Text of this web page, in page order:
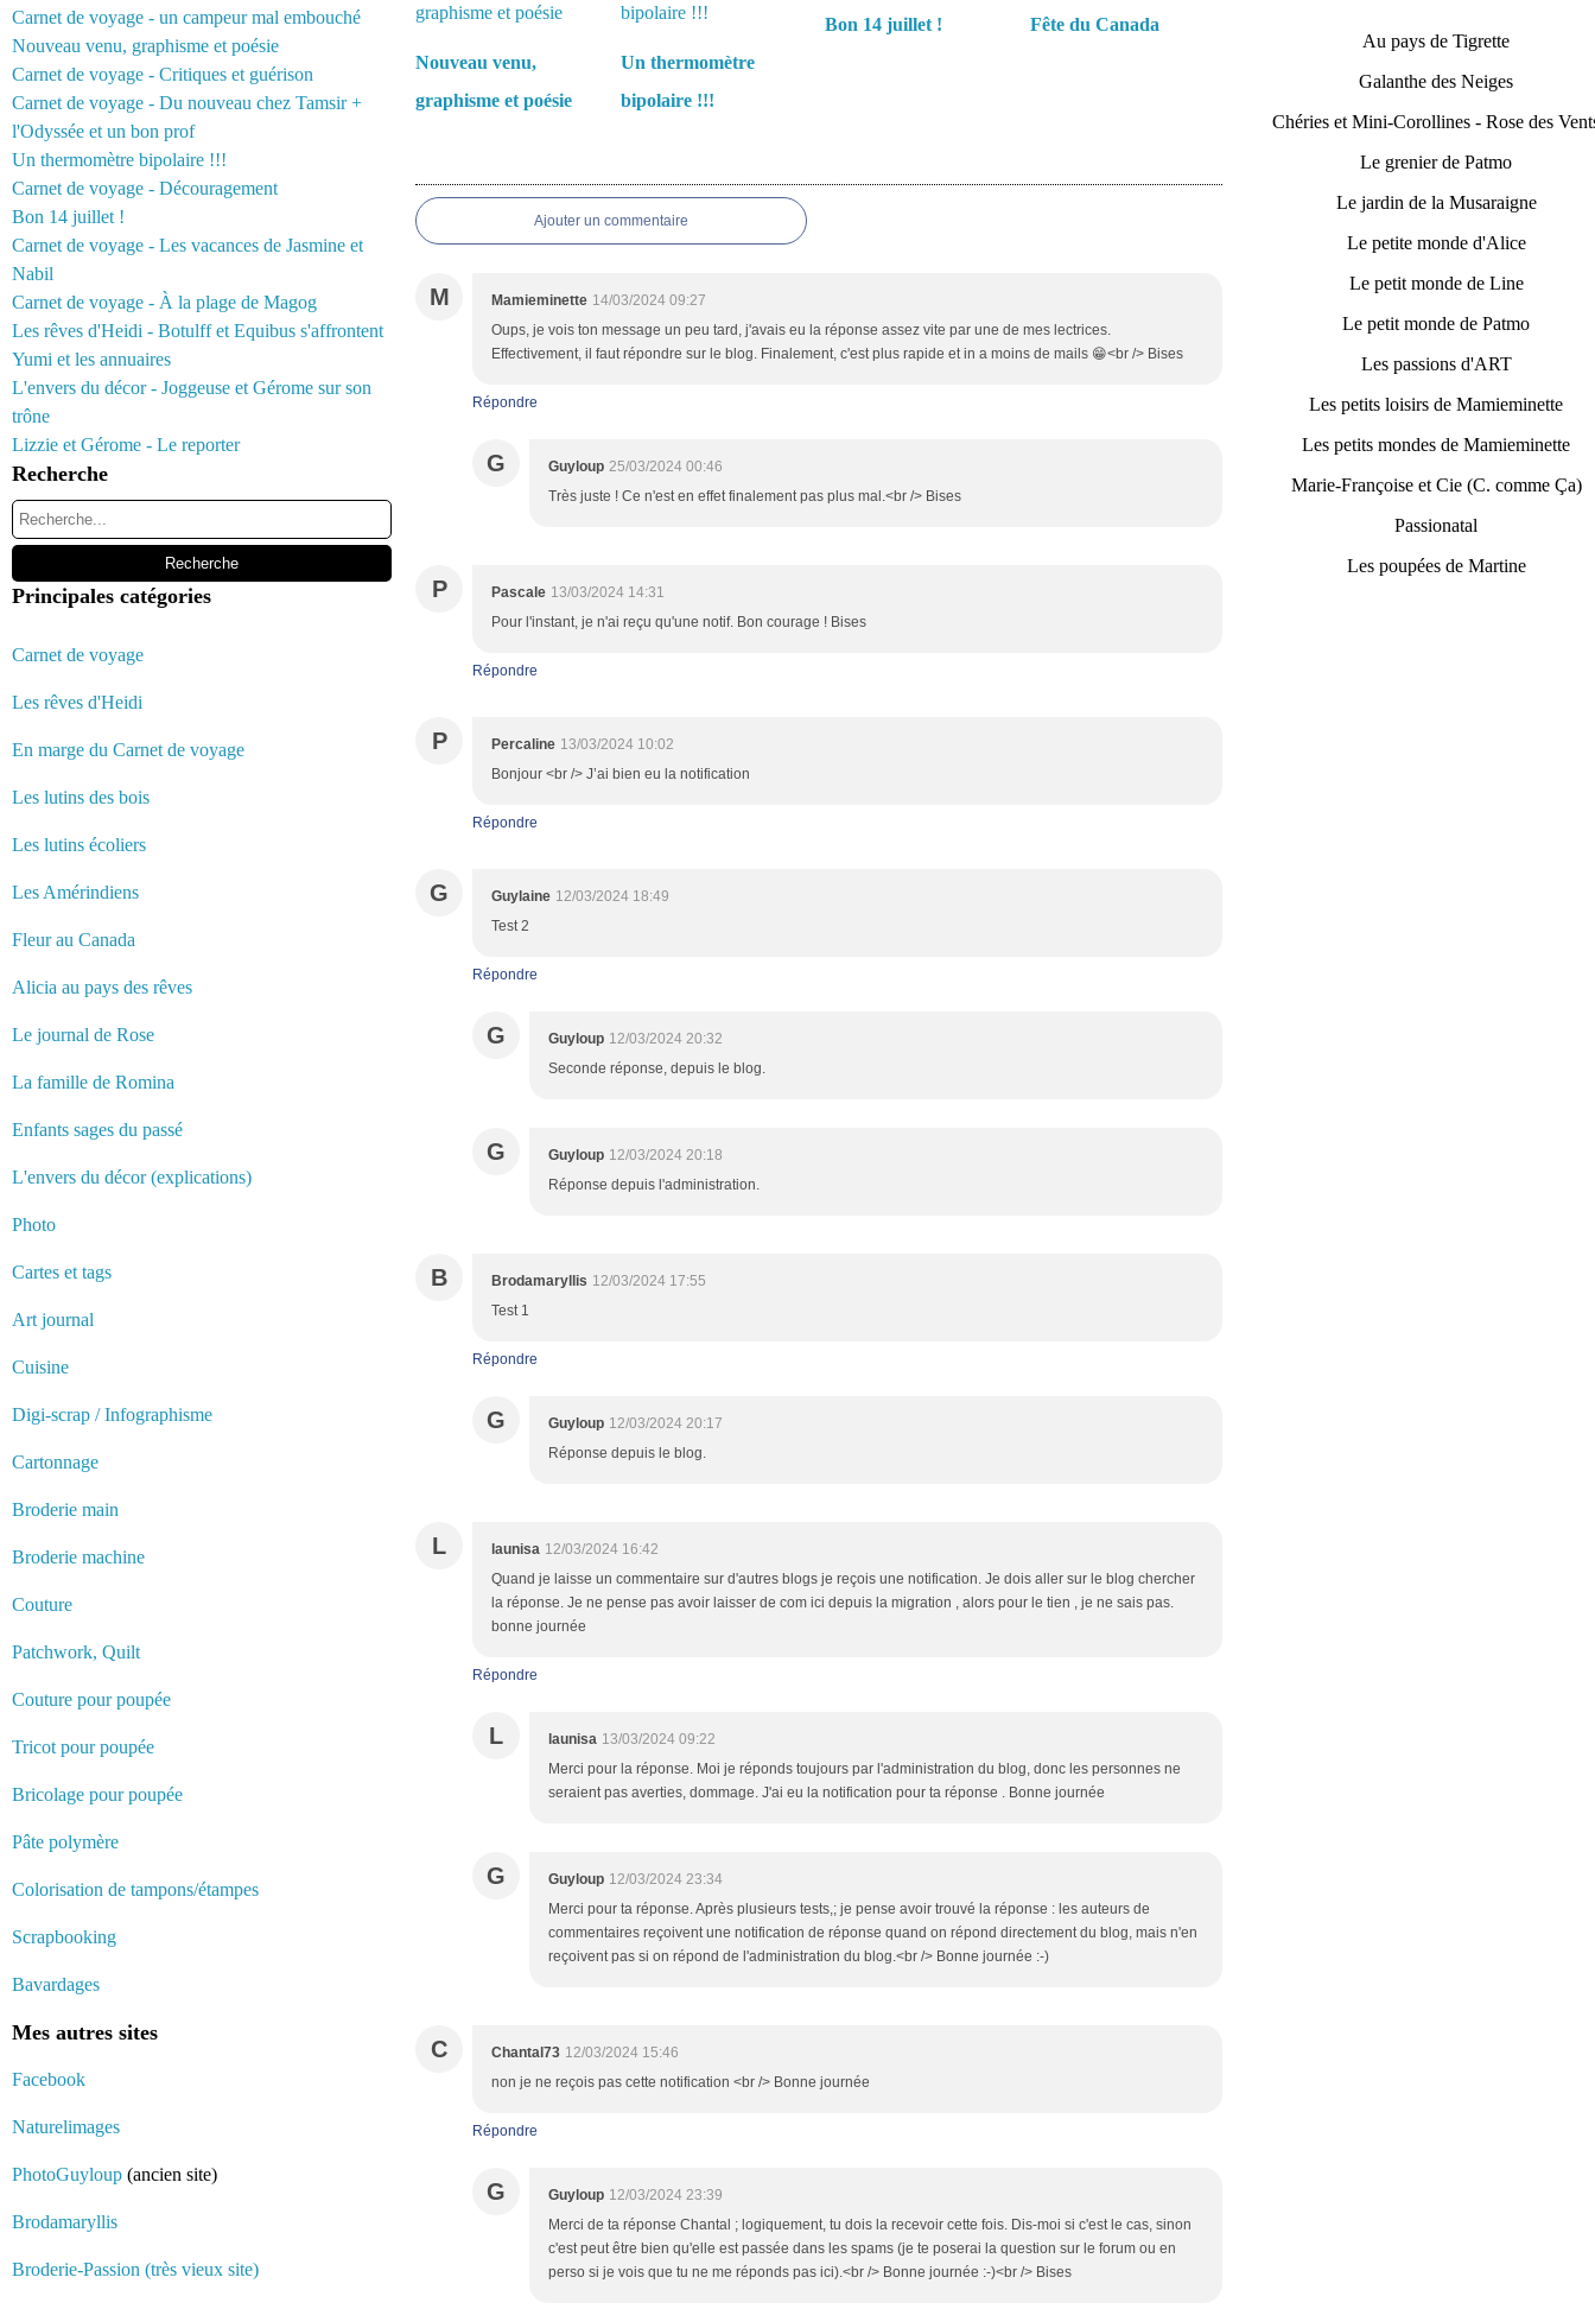
Carnet de voyage - un campeur mal embouché
Nouveau venu, graphisme et poésie
Carnet de voyage - Critiques et guérison
Carnet de voyage - Du nouveau chez Tamsir +
l'Odyssée et un bon prof
Un thermomètre bipolaire !!!
Carnet de voyage - Découragement
Bon 14 juillet !
Carnet de voyage - Les vacances de Jasmine et
Nabil
Carnet de voyage - À la plage de Magog
Les rêves d'Heidi - Botulff et Equibus s'affrontent
Yumi et les annuaires
L'envers du décor - Joggeuse et Gérome sur son
trône
Lizzie et Gérome - Le reporter
Recherche
Principales catégories
Carnet de voyage
Les rêves d'Heidi
En marge du Carnet de voyage
Les lutins des bois
Les lutins écoliers
Les Amérindiens
Fleur au Canada
Alicia au pays des rêves
Le journal de Rose
La famille de Romina
Enfants sages du passé
L'envers du décor (explications)
Photo
Cartes et tags
Art journal
Cuisine
Digi-scrap / Infographisme
Cartonnage
Broderie main
Broderie machine
Couture
Patchwork, Quilt
Couture pour poupée
Tricot pour poupée
Bricolage pour poupée
Pâte polymère
Colorisation de tampons/étampes
Scrapbooking
Bavardages
Mes autres sites
Facebook
Naturelimages
PhotoGuyloup (ancien site)
Brodamaryllis
Broderie-Passion (très vieux site)
Nouveau venu,
graphisme et poésie
Un thermomètre
bipolaire !!!
Bon 14 juillet ! Fête du Canada
Ajouter un commentaire
M Mamieminette 14/03/2024 09:27
Oups, je vois ton message un peu tard, j'avais eu la réponse assez vite par une de mes lectrices.
Effectivement, il faut répondre sur le blog. Finalement, c'est plus rapide et in a moins de mails 😁<br /> Bises
Répondre
G Guyloup 25/03/2024 00:46
Très juste ! Ce n'est en effet finalement pas plus mal.<br /> Bises
P Pascale 13/03/2024 14:31
Pour l'instant, je n'ai reçu qu'une notif. Bon courage ! Bises
Répondre
P Percaline 13/03/2024 10:02
Bonjour <br /> J’ai bien eu la notification
Répondre
G Guylaine 12/03/2024 18:49
Test 2
Répondre
G Guyloup 12/03/2024 20:32
Seconde réponse, depuis le blog.
G Guyloup 12/03/2024 20:18
Réponse depuis l'administration.
B Brodamaryllis 12/03/2024 17:55
Test 1
Répondre
G Guyloup 12/03/2024 20:17
Réponse depuis le blog.
L launisa 12/03/2024 16:42
Quand je laisse un commentaire sur d'autres blogs je reçois une notification. Je dois aller sur le blog chercher
la réponse. Je ne pense pas avoir laisser de com ici depuis la migration , alors pour le tien , je ne sais pas.
bonne journée
Répondre
L launisa 13/03/2024 09:22
Merci pour la réponse. Moi je réponds toujours par l'administration du blog, donc les personnes ne
seraient pas averties, dommage. J'ai eu la notification pour ta réponse . Bonne journée
G Guyloup 12/03/2024 23:34
Merci pour ta réponse. Après plusieurs tests,; je pense avoir trouvé la réponse : les auteurs de
commentaires reçoivent une notification de réponse quand on répond directement du blog, mais n'en
reçoivent pas si on répond de l'administration du blog.<br /> Bonne journée :-)
C Chantal73 12/03/2024 15:46
non je ne reçois pas cette notification <br /> Bonne journée
Répondre
G Guyloup 12/03/2024 23:39
Merci de ta réponse Chantal ; logiquement, tu dois la recevoir cette fois. Dis-moi si c'est le cas, sinon
c'est peut être bien qu'elle est passée dans les spams (je te poserai la question sur le forum ou en
perso si je vois que tu ne me réponds pas ici).<br /> Bonne journée :-)<br /> Bises
Au pays de Tigrette
Galanthe des Neiges
Chéries et Mini-Corollines - Rose des
Le grenier de Patmo
Le jardin de la Musaraigne
Le petite monde d'Alice
Le petit monde de Line
Le petit monde de Patmo
Les passions d'ART
Les petits loisirs de Mamieminette
Les petits mondes de Mamieminette
Marie-Françoise et Cie (C. comme Ça)
Passionatal
Les poupées de Martine